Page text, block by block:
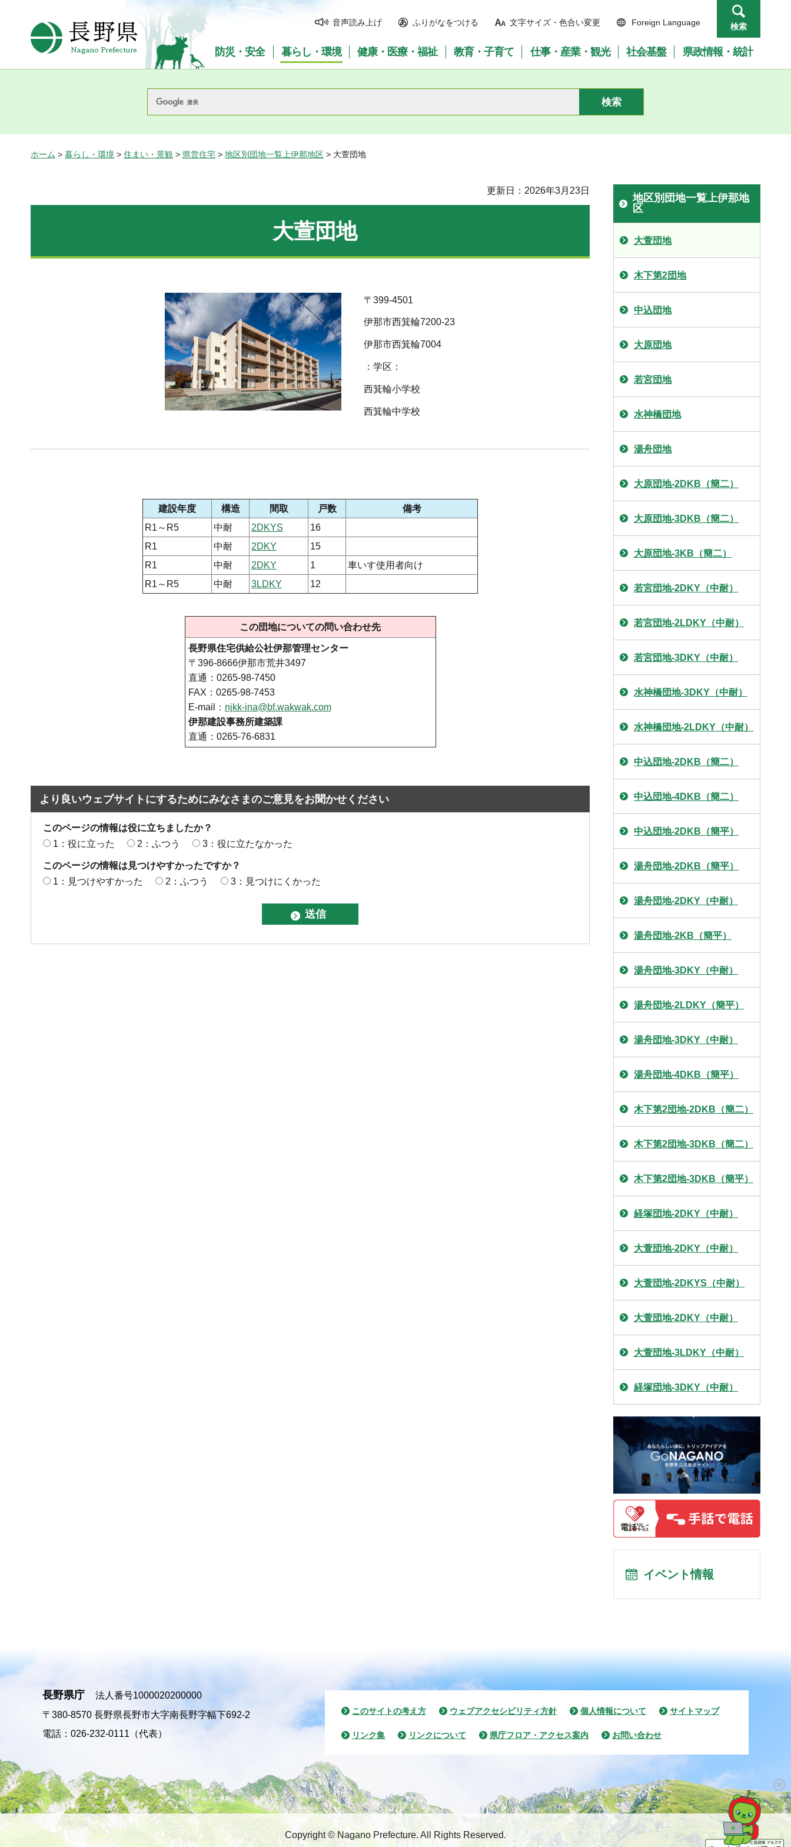
長野県Nagano Prefecture
音声読み上げ ふりがなをつける 文字サイズ・色合い変更 Foreign Language 検索
防災・安全 暮らし・環境 健康・医療・福祉 教育・子育て 仕事・産業・観光 社会基盤 県政情報・統計
ホーム > 暮らし・環境 > 住まい・景観 > 県営住宅 > 地区別団地一覧上伊那地区 > 大萱団地
更新日：2026年3月23日
大萱団地
〒399-4501
伊那市西箕輪7200-23
伊那市西箕輪7004
：学区：
西箕輪小学校
西箕輪中学校
建設年度 構造 間取 戸数
備考
R1～R5
中耐 2DKYS
16
R1
中耐 2DKY
15
R1
中耐 2DKY 1
車いす使用者向け
R1～R5
中耐 3LDKY 12
この団地についての問い合わせ先
長野県住宅供給公社伊那管理センター
〒396-8666伊那市荒井3497
直通：0265-98-7450
FAX：0265-98-7453
E-mail： njkk-ina@bf.wakwak.com
伊那建設事務所建築課
直通：0265-76-6831
より良いウェブサイトにするためにみなさまのご意見をお聞かせください
このページの情報は役に立ちましたか？
1：役に立った
2：ふつう 3：役に立たなかった
このページの情報は見つけやすかったですか？
1：見つけやすかった
2：ふつう 3：見つけにくかった
地区別団地一覧上伊那地
区
大萱団地
木下第2団地
中込団地
大原団地
若宮団地
水神橋団地
湯舟団地
大原団地-2DKB（簡二）
大原団地-3DKB（簡二）
大原団地-3KB（簡二）
若宮団地-2DKY（中耐）
若宮団地-2LDKY（中耐）
若宮団地-3DKY（中耐）
水神橋団地-3DKY（中耐）
水神橋団地-2LDKY（中耐）
中込団地-2DKB（簡二）
中込団地-4DKB（簡二）
中込団地-2DKB（簡平）
湯舟団地-2DKB（簡平）
湯舟団地-2DKY（中耐）
湯舟団地-2KB（簡平）
湯舟団地-3DKY（中耐）
湯舟団地-2LDKY（簡平）
湯舟団地-3DKY（中耐）
湯舟団地-4DKB（簡平）
木下第2団地-2DKB（簡二）
木下第2団地-3DKB（簡二）
木下第2団地-3DKB（簡平）
経塚団地-2DKY（中耐）
大萱団地-2DKY（中耐）
大萱団地-2DKYS（中耐）
大萱団地-2DKY（中耐）
大萱団地-3LDKY（中耐）
経塚団地-3DKY（中耐）
イベント情報
長野県庁
法人番号1000020200000
〒380-8570 長野県長野市大字南長野字幅下692-2
電話：026-232-0111（代表）
このサイトの考え方 ウェブアクセシビリティ方針 個人情報について サイトマップ
リンク集 リンクについて 県庁フロア・アクセス案内 お問い合わせ
Copyright © Nagano Prefecture.All Rights Reserved.